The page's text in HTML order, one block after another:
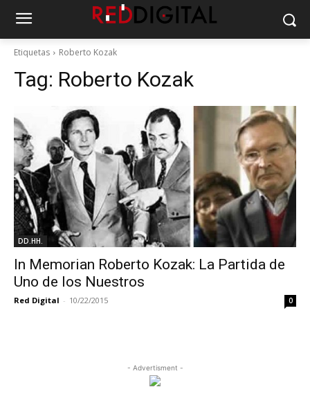
Etiquetas Roberto Kozak
Tag: Roberto Kozak
DD.HH.
In Memorian Roberto Kozak: La Partida de
Uno de los Nuestros
Red Digital - 10/22/2015 0
- Advertisment -